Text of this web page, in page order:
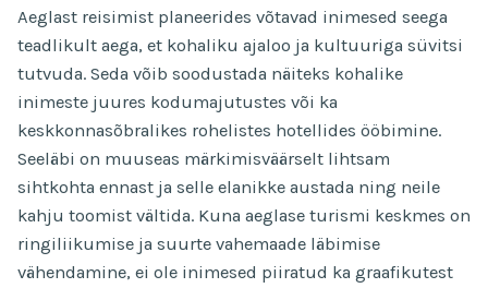
Aeglast reisimist planeerides võtavad inimesed seega
teadlikult aega, et kohaliku ajaloo ja kultuuriga süvitsi
tutvuda. Seda võib soodustada näiteks kohalike
inimeste juures kodumajutustes või ka
keskkonnasõbralikes rohelistes hotellides ööbimine.
Seeläbi on muuseas märkimisväärselt lihtsam
sihtkohta ennast ja selle elanikke austada ning neile
kahju toomist vältida. Kuna aeglase turismi keskmes on
ringiliikumise ja suurte vahemaade läbimise
vähendamine, ei ole inimesed piiratud ka graafikutest